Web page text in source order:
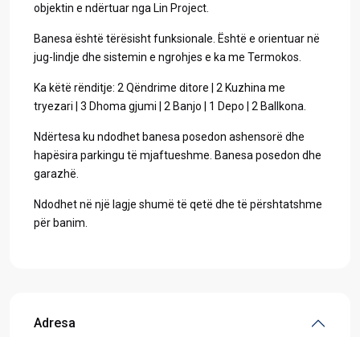
objektin e ndërtuar nga Lin Project.
Banesa është tërësisht funksionale. Është e orientuar në
jug-lindje dhe sistemin e ngrohjes e ka me Termokos.
Ka këtë rënditje: 2 Qëndrime ditore | 2 Kuzhina me
tryezari | 3 Dhoma gjumi | 2 Banjo | 1 Depo | 2 Ballkona.
Ndërtesa ku ndodhet banesa posedon ashensorë dhe
hapësira parkingu të mjaftueshme. Banesa posedon dhe
garazhë.
Ndodhet në një lagje shumë të qetë dhe të përshtatshme
për banim.
Adresa